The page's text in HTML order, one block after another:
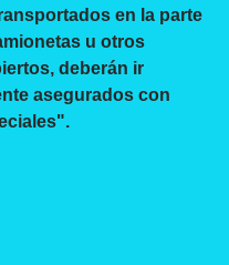
en la parte
u otros
deberán ir
asegurados con